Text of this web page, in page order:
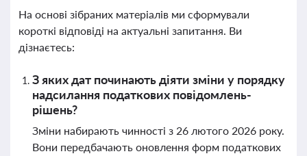
На основі зібраних матеріалів ми сформували
короткі відповіді на актуальні запитання. Ви
дізнаєтесь:
З яких дат починають діяти зміни у порядку
надсилання податкових повідомлень-
рішень?
Зміни набирають чинності з 26 лютого 2026 року.
Вони передбачають оновлення форм податкових